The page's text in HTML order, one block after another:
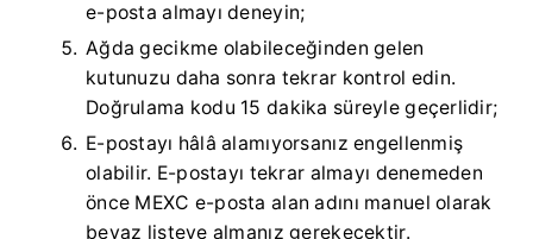
e-posta almayı deneyin;
Ağda gecikme olabileceğinden gelen
kutunuzu daha sonra tekrar kontrol edin.
Doğrulama kodu 15 dakika süreyle geçerlidir;
E-postayı hâlâ alamıyorsanız engellenmiş
olabilir. E-postayı tekrar almayı denemeden
önce MEXC e-posta alan adını manuel olarak
beyaz listeye almanız gerekecektir.